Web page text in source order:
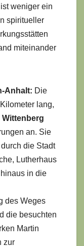
weniger ein
spiritueller
miteinander
Anhalt: Die
lang,
Wittenberg
an. Sie
die Stadt
Lutherhaus
in die
des Weges
die besuchten
Martin
zur